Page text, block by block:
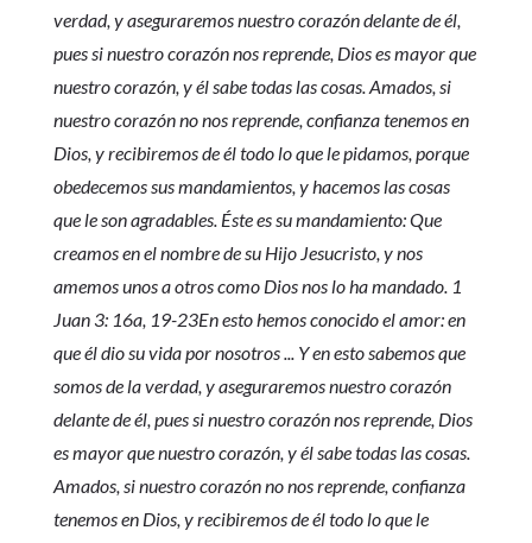
verdad, y aseguraremos nuestro corazón delante de él,
pues si nuestro corazón nos reprende, Dios es mayor que
nuestro corazón, y él sabe todas las cosas. Amados, si
nuestro corazón no nos reprende, confianza tenemos en
Dios, y recibiremos de él todo lo que le pidamos, porque
obedecemos sus mandamientos, y hacemos las cosas
que le son agradables. Éste es su mandamiento: Que
creamos en el nombre de su Hijo Jesucristo, y nos
amemos unos a otros como Dios nos lo ha mandado. 1
Juan 3: 16a, 19-23En esto hemos conocido el amor: en
que él dio su vida por nosotros ... Y en esto sabemos que
somos de la verdad, y aseguraremos nuestro corazón
delante de él, pues si nuestro corazón nos reprende, Dios
es mayor que nuestro corazón, y él sabe todas las cosas.
Amados, si nuestro corazón no nos reprende, confianza
tenemos en Dios, y recibiremos de él todo lo que le